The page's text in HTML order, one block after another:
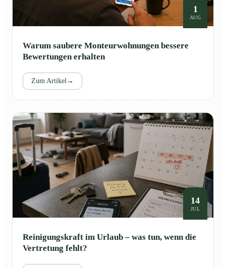
1
AUG
Warum saubere Monteurwohnungen bessere
Bewertungen erhalten
Zum Artikel→
14
JUL
Reinigungskraft im Urlaub – was tun, wenn die
Vertretung fehlt?